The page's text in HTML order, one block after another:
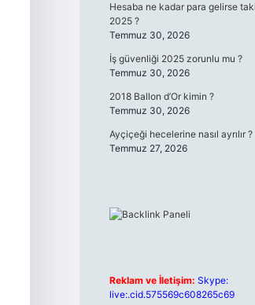
Hesaba ne kadar para gelirse
2025 ?
Temmuz 30, 2026
İş güvenliği 2025 zorunlu mu ?
Temmuz 30, 2026
2018 Ballon d’Or kimin ?
Temmuz 30, 2026
Ayçiçeği hecelerine nasıl ayrılır ?
Temmuz 27, 2026
Reklam ve İletişim: Skype:
live:.cid.575569c608265c69